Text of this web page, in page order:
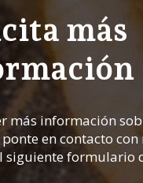
más
más información
en contacto
siguiente formulario